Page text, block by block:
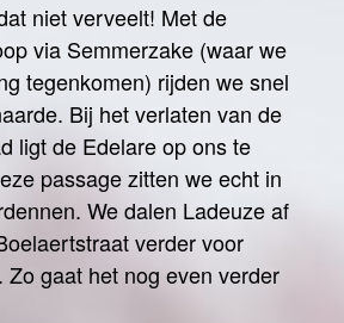
niet verveelt! Met de
via Semmerzake (waar we
tegenkomen) rijden we snel
Bij het verlaten van de
ligt de Edelare op ons te
passage zitten we echt in
We dalen Ladeuze af
verder voor
Zo gaat het nog even verder